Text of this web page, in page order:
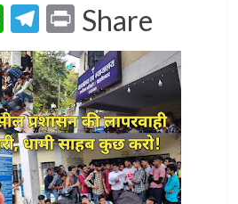
WhatsApp
Telegram
Print
Share